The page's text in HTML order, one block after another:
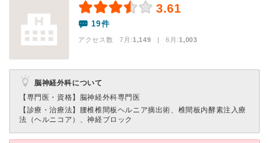
3.61
19件
アクセス数 7月:1,149 | 6月:1,003
脳神経外科について
【専門医・資格】 脳神経外科専門医
【診療・治療法】
腰椎椎間板ヘルニア摘出術、椎間板内酵素注入療
法（ヘルニコア）、神経ブロック